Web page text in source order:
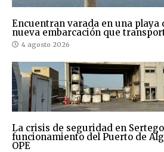
Encuentran varada en una playa
nueva embarcación que
4 agosto 2026
La crisis de seguridad en
funcionamiento del Puerto de
OPE